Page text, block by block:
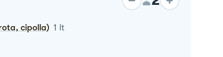
cipolla) 1 lt